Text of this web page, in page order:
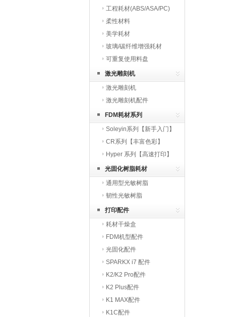
工程耗材(ABS/ASA/PC)
柔性材料
美学耗材
玻璃/碳纤维增强耗材
可重复使用料盘
激光雕刻机
激光雕刻机
激光雕刻机配件
FDM耗材系列
Soleyin系列【新手入门】
CR系列【丰富色彩】
Hyper 系列【高速打印】
光固化树脂耗材
通用型光敏树脂
韧性光敏树脂
打印配件
耗材干燥盒
FDM机型配件
光固化配件
SPARKX i7 配件
K2/K2 Pro配件
K2 Plus配件
K1 MAX配件
K1C配件